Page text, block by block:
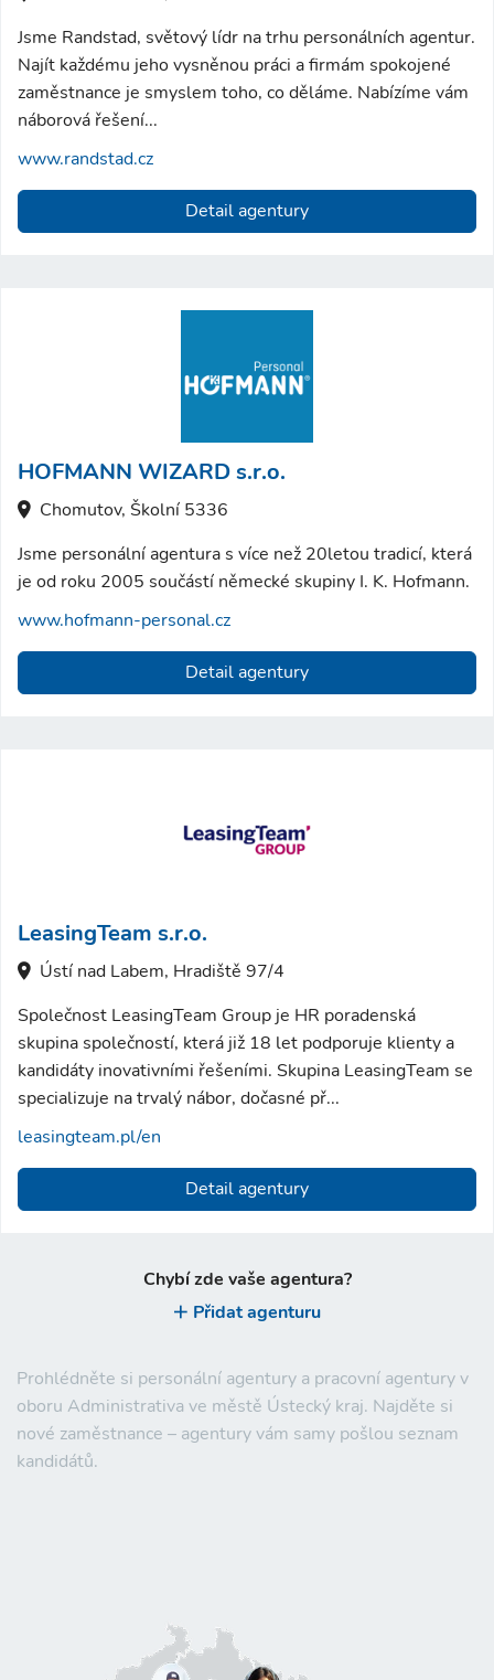
Prohlédněte si personální agentury a pracovní agentury v
oboru Administrativa ve městě Ústecký kraj. Najděte si
nové zaměstnance – agentury vám samy pošlou seznam
kandidátů.
Jsme Randstad, světový lídr na trhu personálních agentur.
Najít každému jeho vysněnou práci a firmám spokojené
zaměstnance je smyslem toho, co děláme. Nabízíme vám
náborová řešení...
www.randstad.cz
Detail agentury
HOFMANN WIZARD s.r.o.
Chomutov, Školní 5336
Jsme personální agentura s více než 20letou tradicí, která
je od roku 2005 součástí německé skupiny I. K. Hofmann.
www.hofmann-personal.cz
Detail agentury
LeasingTeam s.r.o.
Ústí nad Labem, Hradiště 97/4
Společnost LeasingTeam Group je HR poradenská
skupina společností, která již 18 let podporuje klienty a
kandidáty inovativními řešeními. Skupina LeasingTeam se
specializuje na trvalý nábor, dočasné př...
leasingteam.pl/en
Detail agentury
Chybí zde vaše agentura?
Přidat agenturu